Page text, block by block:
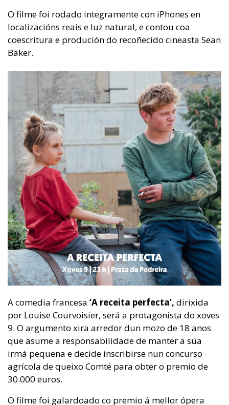
O filme foi rodado integramente con iPhones en
localizacións reais e luz natural, e contou coa
coescritura e produción do recoñecido cineasta Sean
Baker.
A comedia francesa ‘A receita perfecta’, dirixida
por Louise Courvoisier, será a protagonista do xoves
9. O argumento xira arredor dun mozo de 18 anos
que asume a responsabilidade de manter a súa
irmá pequena e decide inscribirse nun concurso
agrícola de queixo Comté para obter o premio de
30.000 euros.
O filme foi galardoado co premio á mellor ópera